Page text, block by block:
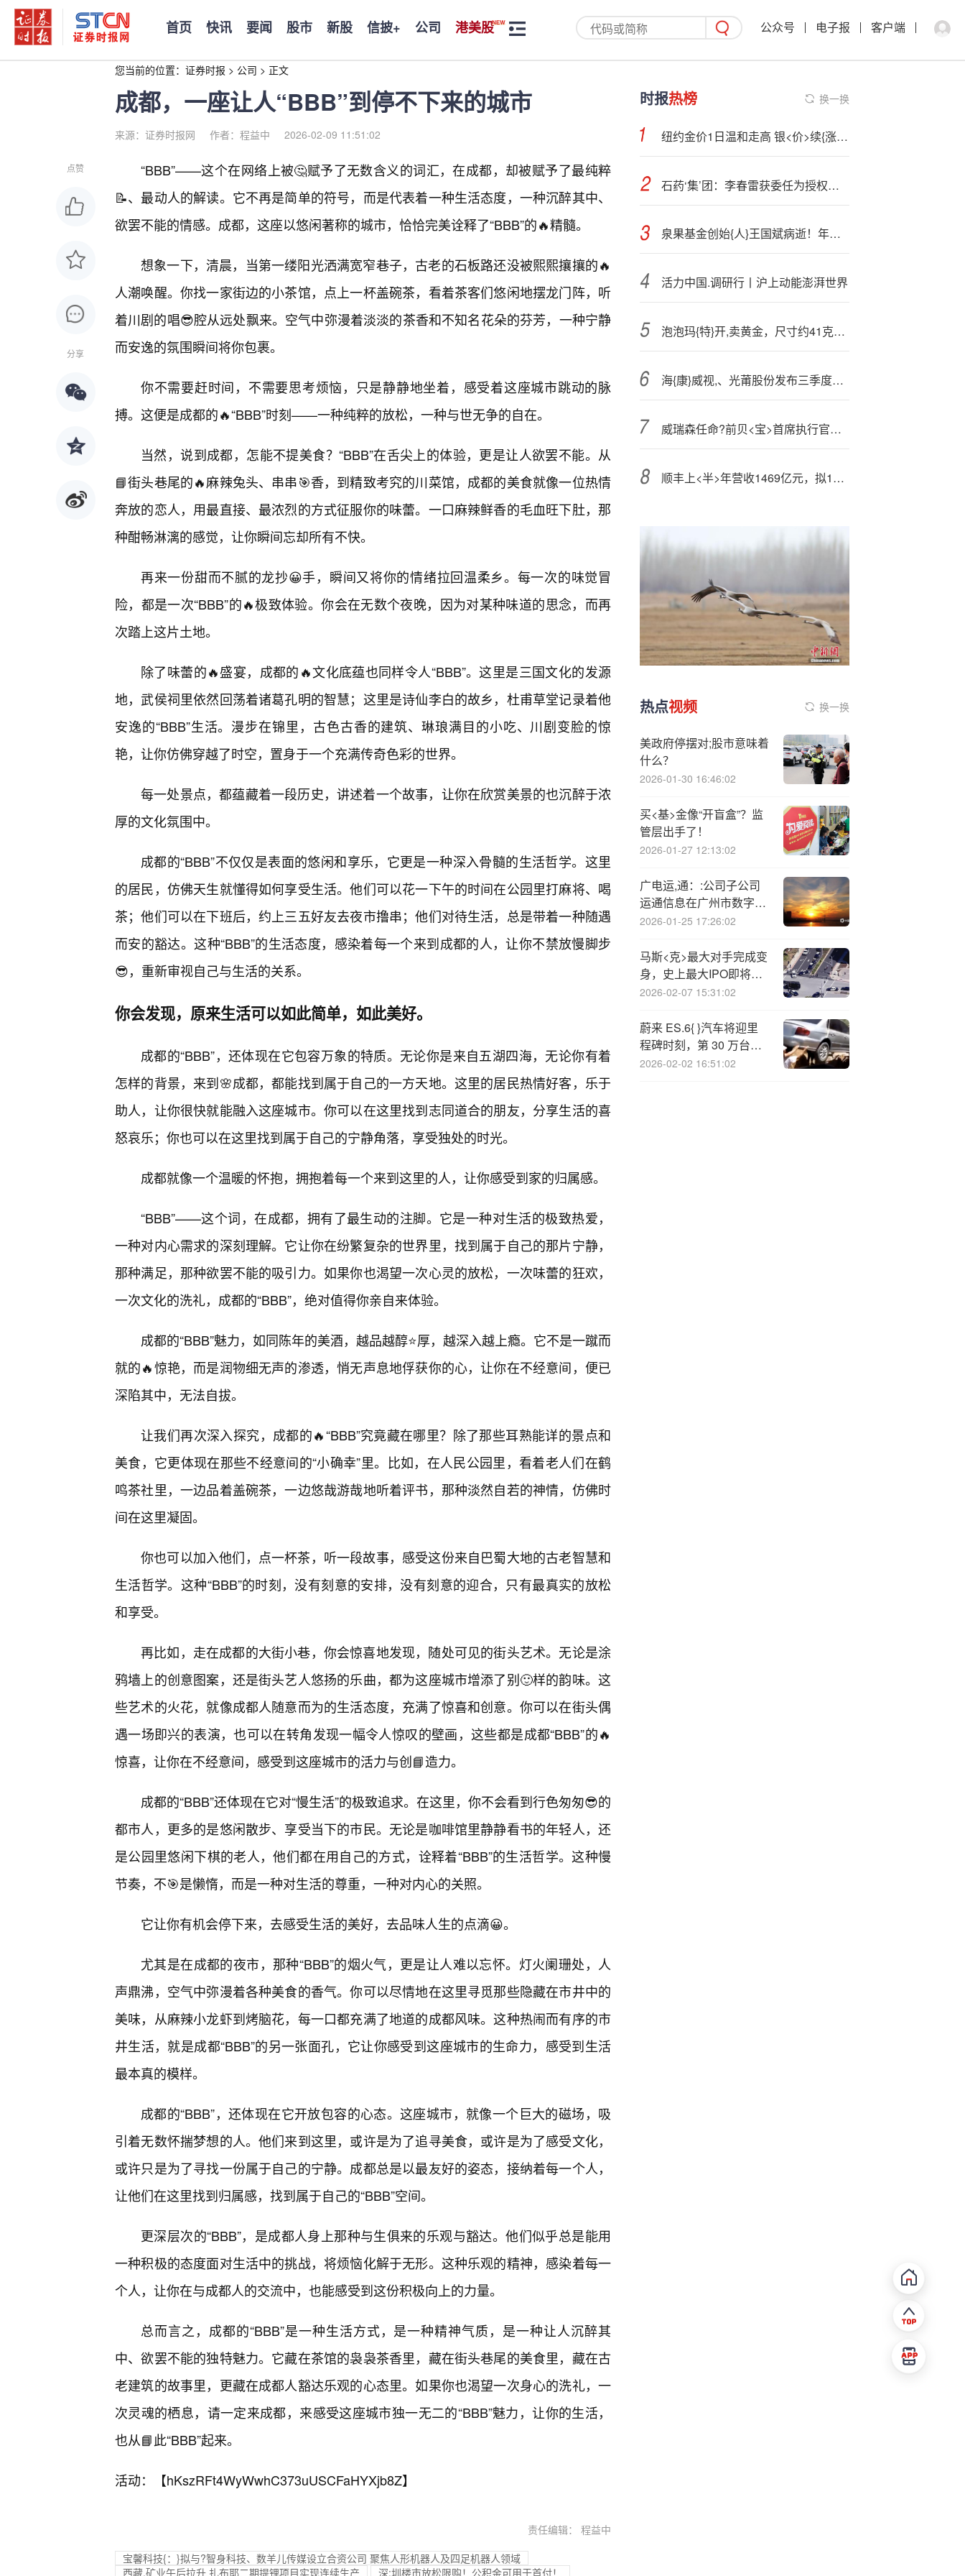
首页 快讯 要闻 股市 新股 信披+ 公司 港美股 公众号 电子报 客户端
您当前的位置： 证券时报 > 公司 > 正文
成都，一座让人“BBB”到停不下来的城市
来源：证券时报网 作者：程益中 2026-02-09 11:51:02
点赞
分享
“BBB”——这个在网络上被🤔赋予了无数含义的词汇，在成都，却被赋予了最纯粹
📝、最动人的解读。它不再是简单的符号，而是代表着一种生活态度，一种沉醉其中、
欲罢不能的情感。成都，这座以悠闲著称的城市，恰恰完美诠释了“BBB”的🔥精髓。
想象一下，清晨，当第一缕阳光洒满宽窄巷子，古老的石板路还没被熙熙攘攘的🔥
人潮唤醒。你找一家街边的小茶馆，点上一杯盖碗茶，看着茶客们悠闲地摆龙门阵，听
着川剧的唱😎腔从远处飘来。空气中弥漫着淡淡的茶香和不知名花朵的芬芳，一种宁静
而安逸的氛围瞬间将你包裹。
你不需要赶时间，不需要思考烦恼，只是静静地坐着，感受着这座城市跳动的脉
搏。这便是成都的🔥“BBB”时刻——一种纯粹的放松，一种与世无争的自在。
当然，说到成都，怎能不提美食？“BBB”在舌尖上的体验，更是让人欲罢不能。从
📘街头巷尾的🔥麻辣兔头、串串🎯香，到精致考究的川菜馆，成都的美食就像一位热情
奔放的恋人，用最直接、最浓烈的方式征服你的味蕾。一口麻辣鲜香的毛血旺下肚，那
种酣畅淋漓的感觉，让你瞬间忘却所有不快。
再来一份甜而不腻的龙抄😀手，瞬间又将你的情绪拉回温柔乡。每一次的味觉冒
险，都是一次“BBB”的🔥极致体验。你会在无数个夜晚，因为对某种味道的思念，而再
次踏上这片土地。
除了味蕾的🔥盛宴，成都的🔥文化底蕴也同样令人“BBB”。这里是三国文化的发源
地，武侯祠里依然回荡着诸葛孔明的智慧；这里是诗仙李白的故乡，杜甫草堂记录着他
安逸的“BBB”生活。漫步在锦里，古色古香的建筑、琳琅满目的小吃、川剧变脸的惊
艳，让你仿佛穿越了时空，置身于一个充满传奇色彩的世界。
每一处景点，都蕴藏着一段历史，讲述着一个故事，让你在欣赏美景的也沉醉于浓
厚的文化氛围中。
成都的“BBB”不仅仅是表面的悠闲和享乐，它更是一种深入骨髓的生活哲学。这里
的居民，仿佛天生就懂得如何享受生活。他们可以花一下午的时间在公园里打麻将、喝
茶；他们可以在下班后，约上三五好友去夜市撸串；他们对待生活，总是带着一种随遇
而安的豁达。这种“BBB”的生活态度，感染着每一个来到成都的人，让你不禁放慢脚步
😎，重新审视自己与生活的关系。
你会发现，原来生活可以如此简单，如此美好。
成都的“BBB”，还体现在它包容万象的特质。无论你是来自五湖四海，无论你有着
怎样的背景，来到🌸成都，都能找到属于自己的一方天地。这里的居民热情好客，乐于
助人，让你很快就能融入这座城市。你可以在这里找到志同道合的朋友，分享生活的喜
怒哀乐；你也可以在这里找到属于自己的宁静角落，享受独处的时光。
成都就像一个温暖的怀抱，拥抱着每一个来到这里的人，让你感受到家的归属感。
“BBB”——这个词，在成都，拥有了最生动的注脚。它是一种对生活的极致热爱，
一种对内心需求的深刻理解。它让你在纷繁复杂的世界里，找到属于自己的那片宁静，
那种满足，那种欲罢不能的吸引力。如果你也渴望一次心灵的放松，一次味蕾的狂欢，
一次文化的洗礼，成都的“BBB”，绝对值得你亲自来体验。
成都的“BBB”魅力，如同陈年的美酒，越品越醇⭐厚，越深入越上瘾。它不是一蹴而
就的🔥惊艳，而是润物细无声的渗透，悄无声息地俘获你的心，让你在不经意间，便已
深陷其中，无法自拔。
让我们再次深入探究，成都的🔥“BBB”究竟藏在哪里？除了那些耳熟能详的景点和
美食，它更体现在那些不经意间的“小确幸”里。比如，在人民公园里，看着老人们在鹤
鸣茶社里，一边品着盖碗茶，一边悠哉游哉地听着评书，那种淡然自若的神情，仿佛时
间在这里凝固。
你也可以加入他们，点一杯茶，听一段故事，感受这份来自巴蜀大地的古老智慧和
生活哲学。这种“BBB”的时刻，没有刻意的安排，没有刻意的迎合，只有最真实的放松
和享受。
再比如，走在成都的大街小巷，你会惊喜地发现，随处可见的街头艺术。无论是涂
鸦墙上的创意图案，还是街头艺人悠扬的乐曲，都为这座城市增添了别🙂样的韵味。这
些艺术的火花，就像成都人随意而为的生活态度，充满了惊喜和创意。你可以在街头偶
遇一场即兴的表演，也可以在转角发现一幅令人惊叹的壁画，这些都是成都“BBB”的🔥
惊喜，让你在不经意间，感受到这座城市的活力与创📘造力。
成都的“BBB”还体现在它对“慢生活”的极致追求。在这里，你不会看到行色匆匆😎的
都市人，更多的是悠闲散步、享受当下的市民。无论是咖啡馆里静静看书的年轻人，还
是公园里悠闲下棋的老人，他们都在用自己的方式，诠释着“BBB”的生活哲学。这种慢
节奏，不🎯是懒惰，而是一种对生活的尊重，一种对内心的关照。
它让你有机会停下来，去感受生活的美好，去品味人生的点滴😀。
尤其是在成都的夜市，那种“BBB”的烟火气，更是让人难以忘怀。灯火阑珊处，人
声鼎沸，空气中弥漫着各种美食的香气。你可以尽情地在这里寻觅那些隐藏在市井中的
美味，从麻辣小龙虾到烤脑花，每一口都充满了地道的成都风味。这种热闹而有序的市
井生活，就是成都“BBB”的另一张面孔，它让你感受到这座城市的生命力，感受到生活
最本真的模样。
成都的“BBB”，还体现在它开放包容的心态。这座城市，就像一个巨大的磁场，吸
引着无数怀揣梦想的人。他们来到这里，或许是为了追寻美食，或许是为了感受文化，
或许只是为了寻找一份属于自己的宁静。成都总是以最友好的姿态，接纳着每一个人，
让他们在这里找到归属感，找到属于自己的“BBB”空间。
更深层次的“BBB”，是成都人身上那种与生俱来的乐观与豁达。他们似乎总是能用
一种积极的态度面对生活中的挑战，将烦恼化解于无形。这种乐观的精神，感染着每一
个人，让你在与成都人的交流中，也能感受到这份积极向上的力量。
总而言之，成都的“BBB”是一种生活方式，是一种精神气质，是一种让人沉醉其
中、欲罢不能的独特魅力。它藏在茶馆的袅袅茶香里，藏在街头巷尾的美食里，藏在古
老建筑的故事里，更藏在成都人豁达乐观的心态里。如果你也渴望一次身心的洗礼，一
次灵魂的栖息，请一定来成都，来感受这座城市独一无二的“BBB”魅力，让你的生活，
也从📘此“BBB”起来。
活动：【hKszRFt4WyWwhC373uUSCFaHYXjb8Z】
责任编辑： 程益中
宝馨科技{：}拟与?智身科技、数羊儿传媒设立合资公司 聚焦人形机器人及四足机器人领域
西藏,矿业午后拉升 扎布耶二期提锂项目实现连续生产
深:圳楼市放松限购！公积金可用于首付！
时报热榜 换一换
纽约金价1日温和走高 银<价>续{涨}超2%刷新历史新高至59美元上方
石药‘集’团：李春雷获委任为授权代表
泉果基金创始{人}王国斌病逝！年仅57岁，曾被评为“上海十大杰出青年”
活力中国.调研行丨沪上动能澎湃世界
泡泡玛{特}开,卖黄金，尺寸约41克的黄金摆件售价56800元
海{康}威视,、光莆股份发布三季度报告
威瑞森任命?前贝<宝>首席执行官丹・舒尔曼为新任首席执行官
顺丰上<半>年营收1469亿元，拟10派4.6元
热点视频 换一换
美政府停摆对;股市意味着
什么？
2026-01-30 16:46:02
买<基>金像“开盲盒”？监
管层出手了！
2026-01-27 12:13:02
广电运,通：:公司子公司
运通信息在广州市数字政
府一朵云项目上与阿里云
析工具等方面合作
2026-01-25 17:26:02
马斯<克>最大对手完成变
身，史上最大IPO即将来
临｜硅谷观察
2026-02-07 15:31:02
蔚来 ES.6{ }汽车将迎里
程碑时刻，第 30 万台今
年 11 月交付
2026-02-02 16:51:02